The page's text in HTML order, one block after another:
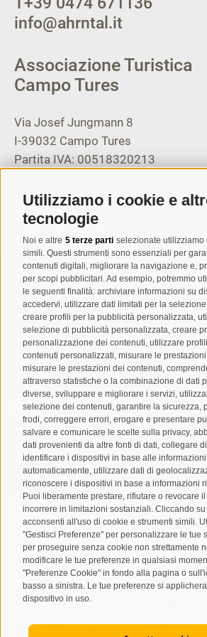
Utilizziamo i cookie e
tecnologie
Noi e altre 5 terze parti selezionate utilizziamo
simili. Questi strumenti sono essenziali per
contenuti digitali, migliorare la navigazione e,
per scopi pubblicitari. Ad esempio, potremmo
le seguenti finalità: archiviare informazioni su
accedervi, utilizzare dati limitati per la
creare profili per la pubblicità personalizzata,
selezione di pubblicità personalizzata, creare
personalizzazione dei contenuti, utilizzare
contenuti personalizzati, misurare le
misurare le prestazioni dei contenuti,
attraverso statistiche o la combinazione di dati
diverse, sviluppare e migliorare i servizi,
selezione dei contenuti, garantire la sicurezza,
frodi, correggere errori, erogare e presentare
salvare e comunicare le scelte sulla privacy,
dati provenienti da altre fonti di dati, collegare
identificare i dispositivi in base alle
automaticamente, utilizzare dati di
riconoscere i dispositivi in base a informazioni
Puoi liberamente prestare, rifiutare o revocare
incorrere in limitazioni sostanziali. Cliccando
acconsenti all'uso di cookie e strumenti simili.
"Gestisci Preferenze" per personalizzare le tue
per proseguire senza cookie non strettamente
modificare le tue preferenze in qualsiasi
"Preferenze Cookie" in fondo alla pagina o
basso a sinistra. Le tue preferenze si
dispositivo in uso.
info@ahrntal.it
Associazione Turistica
Campo Tures
Via Josef Jungmann 8
I-39032 Campo Tures
Partita IVA: 00518320213
T+39 0474 678076
info@taufers.com
Registrazione
Letto e compreso laprivacy policy,
trattamento dei dati personali
ABBONARSI
Mappa del sito • Credits • Cookie
Preferenze Cookies • created with